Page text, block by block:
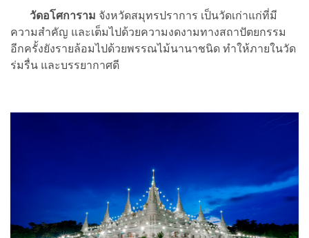
วัดอโศการาม จังหวัดสมุทรปราการ เป็นวัดเก่าแก่ที่มี
ความสำคัญ และเต็มไปด้วยความงดงามทางสถาปัตยกรรม
อีกครั้งยังรายล้อมไปด้วยพรรณไม้นานาชนิด ทำให้ภายในวัด
ร่มรื่น และบรรยากาศดี